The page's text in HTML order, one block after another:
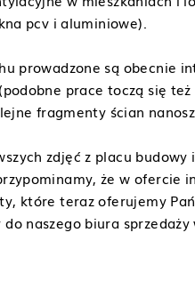
pcv i aluminiowe).
prowadzone są obecnie
prace toczą się
fragmenty ścian
zdjęć z placu budowy
że w ofercie
które teraz oferujemy
do naszego biura